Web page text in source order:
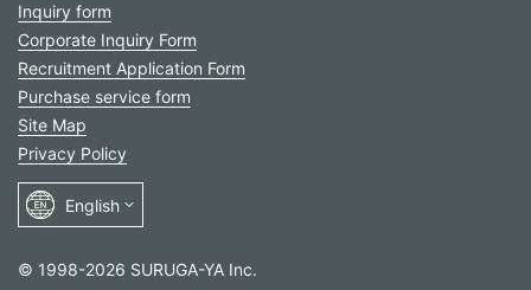
Inquiry form
Corporate Inquiry Form
Recruitment Application Form
Purchase service form
Site Map
Privacy Policy
© 1998-2026 SURUGA-YA Inc.